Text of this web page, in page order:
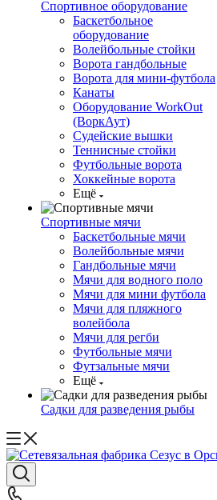
Спортивное оборудование
Баскетбольное
оборудование
Волейбольные стойки
Ворота гандбольные
Ворота для мини-футбола
Канаты
Оборудование WorkOut
(ВоркАут)
Судейские вышки
Теннисные стойки
Футбольные ворота
Хоккейные ворота
Ещё
Спортивные мячи
Баскетбольные мячи
Волейбольные мячи
Гандбольные мячи
Мячи для водного поло
Мячи для мини футбола
Мячи для пляжного
волейбола
Мячи для регби
Футбольные мячи
Футзальные мячи
Ещё
Садки для разведения рыбы